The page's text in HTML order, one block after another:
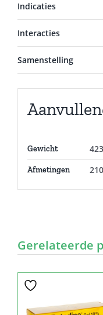
Indicaties
Interacties
Samenstelling
Gewicht
Afmetingen
Gerelateerde